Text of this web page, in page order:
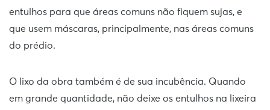
entulhos para que áreas comuns não fiquem sujas, e
que usem máscaras, principalmente, nas áreas comuns
do prédio.
O lixo da obra também é de sua incubência. Quando
em grande quantidade, não deixe os entulhos na lixeira